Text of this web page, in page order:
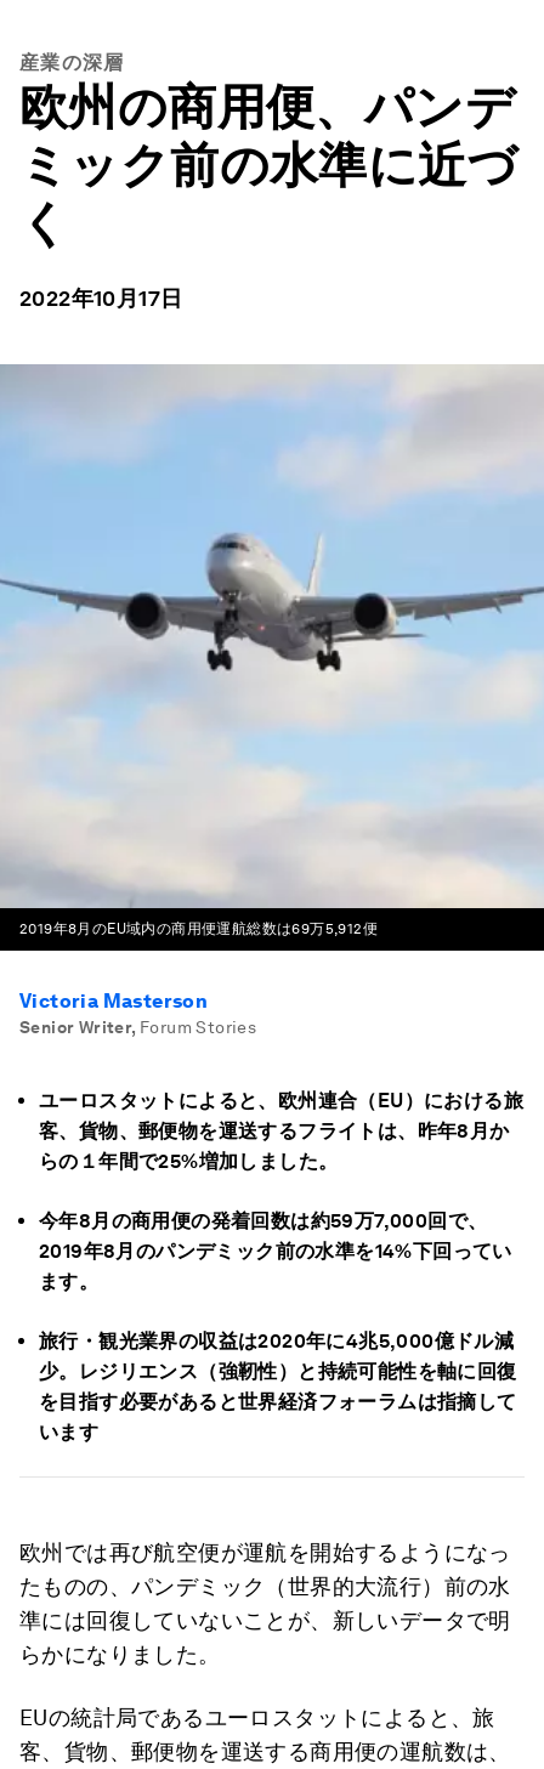
産業の深層
欧州の商用便、パンデ
ミック前の水準に近づ
く
2022年10月17日
2019年8月のEU域内の商用便運航総数は69万5,912便
Victoria Masterson
Senior Writer, Forum Stories
ユーロスタットによると、欧州連合（EU）における旅
客、貨物、郵便物を運送するフライトは、昨年8月か
らの１年間で25%増加しました。
今年8月の商用便の発着回数は約59万7,000回で、
2019年8月のパンデミック前の水準を14%下回ってい
ます。
旅行・観光業界の収益は2020年に4兆5,000億ドル減
少。レジリエンス（強靭性）と持続可能性を軸に回復
を目指す必要があると世界経済フォーラムは指摘して
います
欧州では再び航空便が運航を開始するようになっ
たものの、パンデミック（世界的大流行）前の水
準には回復していないことが、新しいデータで明
らかになりました。
EUの統計局であるユーロスタットによると、旅
客、貨物、郵便物を運送する商用便の運航数は、